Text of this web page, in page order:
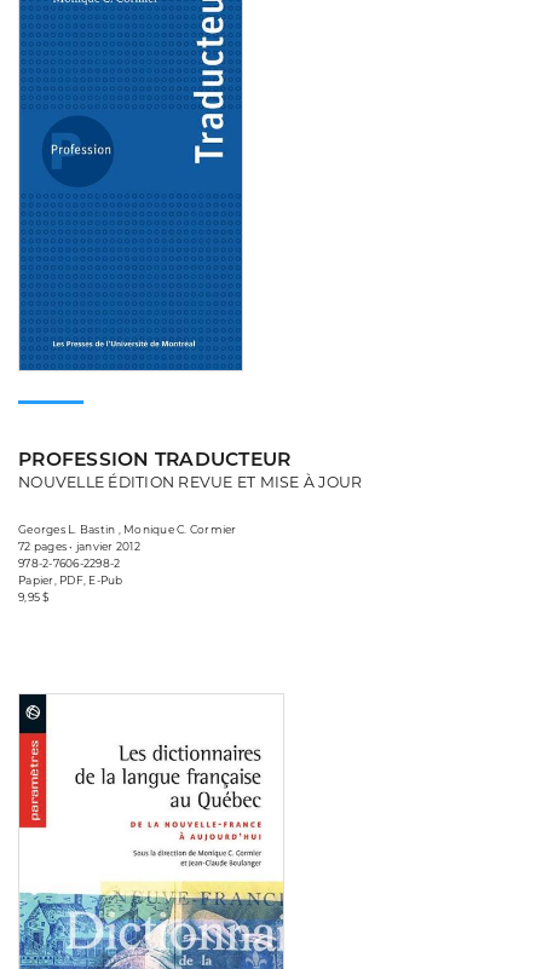
PROFESSION TRADUCTEUR
NOUVELLE ÉDITION REVUE ET MISE À JOUR
Georges L. Bastin , Monique C. Cormier
72 pages • janvier 2012
978-2-7606-2298-2
Papier, PDF, E-Pub
9,95 $